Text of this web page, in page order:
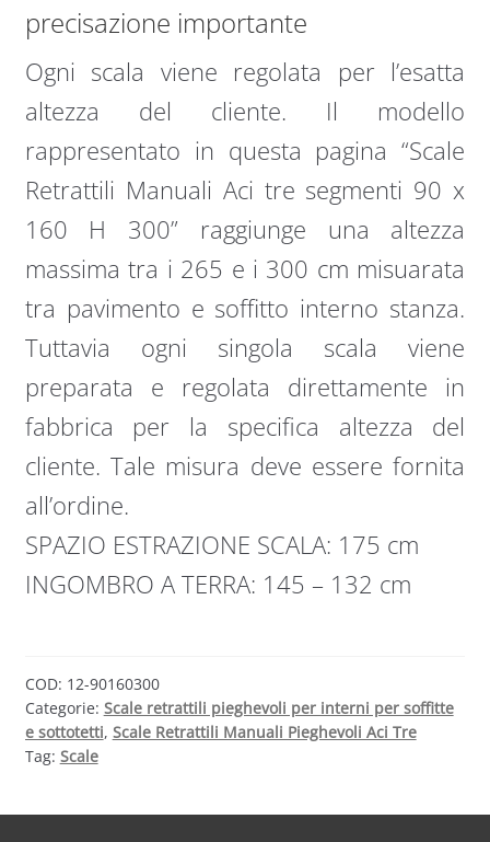
precisazione importante
Ogni scala viene regolata per l’esatta
altezza del cliente. Il modello
rappresentato in questa pagina “Scale
Retrattili Manuali Aci tre segmenti 90 x
160 H 300” raggiunge una altezza
massima tra i 265 e i 300 cm misuarata
tra pavimento e soffitto interno stanza.
Tuttavia ogni singola scala viene
preparata e regolata direttamente in
fabbrica per la specifica altezza del
cliente. Tale misura deve essere fornita
all’ordine.
SPAZIO ESTRAZIONE SCALA: 175 cm
INGOMBRO A TERRA: 145 – 132 cm
COD: 12-90160300
Categorie: Scale retrattili pieghevoli per interni per soffitte
e sottotetti, Scale Retrattili Manuali Pieghevoli Aci Tre
Tag: Scale